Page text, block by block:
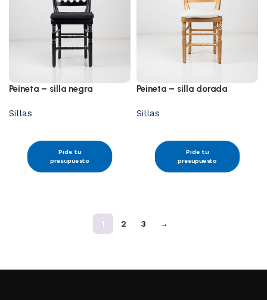
Peineta – silla negra
Sillas
Pide tu
presupuesto
Peineta – silla dorada
Sillas
Pide tu
presupuesto
1 2 3 →